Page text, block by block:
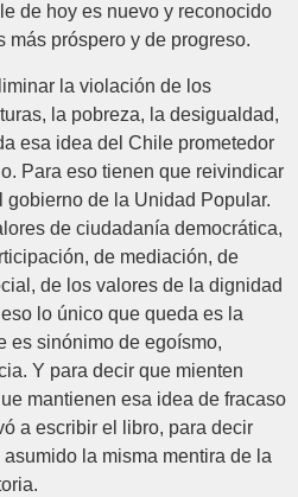
de hoy es nuevo y reconocido
más próspero y de progreso.
la violación de los
la pobreza, la desigualdad,
esa idea del Chile prometedor
Para eso tienen que reivindicar
gobierno de la Unidad Popular.
de ciudadanía democrática,
de mediación, de
de los valores de la dignidad
lo único que queda es la
es sinónimo de egoísmo,
Y para decir que mienten
mantienen esa idea de fracaso
a escribir el libro, para decir
la misma mentira de la